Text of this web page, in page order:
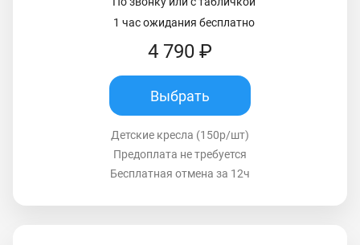
1 час ожидания бесплатно
4 790 ₽
Выбрать
Детские кресла (150р/шт)
Предоплата не требуется
Бесплатная отмена за 12ч